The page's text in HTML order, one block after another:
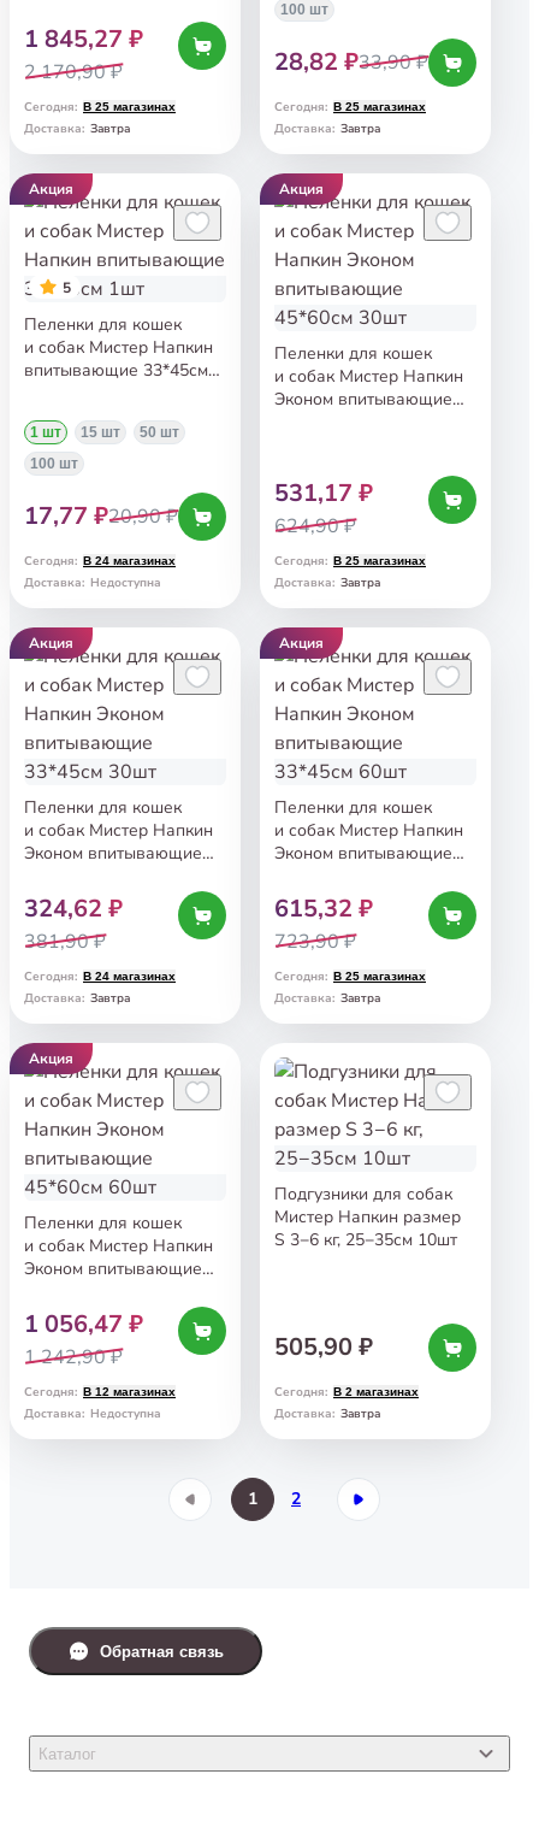
1 845,27 ₽
2 170,90 ₽
Сегодня: В 25 магазинах
Доставка: Завтра
100 шт
28,82 ₽33,90 ₽
Сегодня: В 25 магазинах
Доставка: Завтра
Акция
5
Пеленки для кошек
и собак Мистер Напкин
впитывающие 33*45см
1 шт 15 шт
50 шт
100 шт
17,77 ₽20,90 ₽
Сегодня: В 24 магазинах
Доставка: Недоступна
Акция
Пеленки для кошек
и собак Мистер Напкин
Эконом впитывающие
531,17 ₽
624,90 ₽
Сегодня: В 25 магазинах
Доставка: Завтра
Акция
Пеленки для кошек
и собак Мистер Напкин
Эконом впитывающие
324,62 ₽
381,90 ₽
Сегодня: В 24 магазинах
Доставка: Завтра
Акция
Пеленки для кошек
и собак Мистер Напкин
Эконом впитывающие
615,32 ₽
723,90 ₽
Сегодня: В 25 магазинах
Доставка: Завтра
Акция
Пеленки для кошек
и собак Мистер Напкин
Эконом впитывающие
1 056,47 ₽
1 242,90 ₽
Сегодня: В 12 магазинах
Доставка: Недоступна
Подгузники для собак
Мистер Напкин размер
S 3−6 кг, 25−35см 10шт
505,90 ₽
Сегодня: В 2 магазинах
Доставка: Завтра
1 2
Каталог
Обратная связь